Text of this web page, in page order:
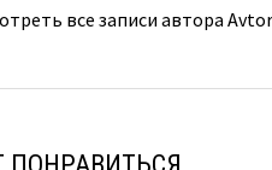
все записи автора